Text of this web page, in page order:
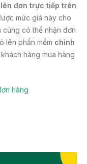
lên đơn trực tiếp trên
mức giá này cho
cũng có thể nhận đơn
lên phần mềm chỉnh
hàng mua hàng
hàng